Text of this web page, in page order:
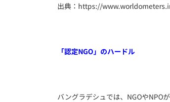
出典：https://
「認定NGO」のハードル
バングラデシュでは、NGOやNPO